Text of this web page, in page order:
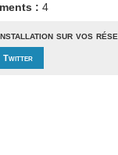
:4
sur vos
Twitter